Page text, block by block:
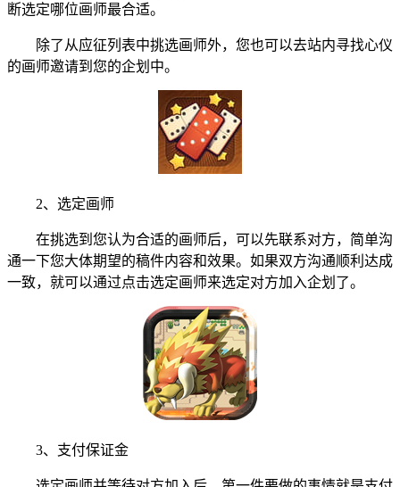
断选定哪位画师最合适。
除了从应征列表中挑选画师外，您也可以去站内寻找心仪
的画师邀请到您的企划中。
2、选定画师
在挑选到您认为合适的画师后，可以先联系对方，简单沟
通一下您大体期望的稿件内容和效果。如果双方沟通顺利达成
一致，就可以通过点击选定画师来选定对方加入企划了。
3、支付保证金